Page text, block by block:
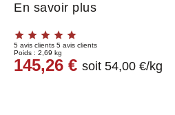
En savoir plus
5 avis clients 5 avis clients
Poids : 2,69 kg
145,26 € soit 54,00 €/kg